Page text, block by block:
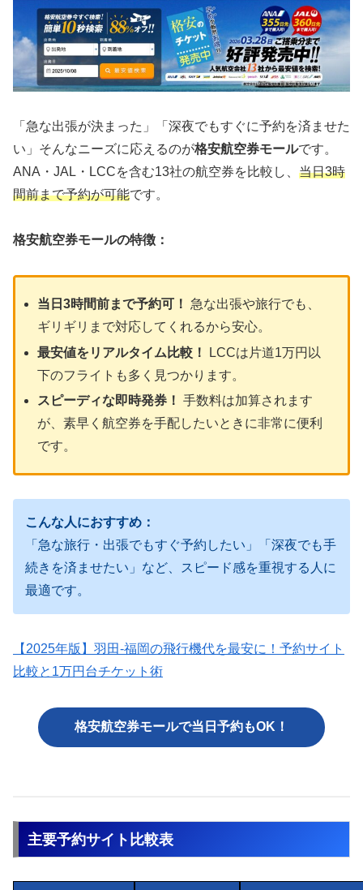
「急な出張が決まった」「深夜でもすぐに予約を済ませた
い」そんなニーズに応えるのが格安航空券モールです。
ANA・JAL・LCCを含む13社の航空券を比較し、 当日3時
間前まで予約が可能です。
格安航空券モールの特徴：
当日3時間前まで予約可！
急な出張や旅行でも、
ギリギリまで対応してくれるから安心。
最安値をリアルタイム比較！
LCCは片道1万円以
下のフライトも多く見つかります。
スピーディな即時発券！ 手数料は加算されます
が、素早く航空券を手配したいときに非常に便利
です。
こんな人におすすめ：
「急な旅行・出張でもすぐ予約したい」「深夜でも手
続きを済ませたい」など、スピード感を重視する人に
最適です。
【2025年版】羽田-福岡の飛行機代を最安に！予約サイト
比較と1万円台チケット術
格安航空券モールで当日予約もOK！
主要予約サイト比較表